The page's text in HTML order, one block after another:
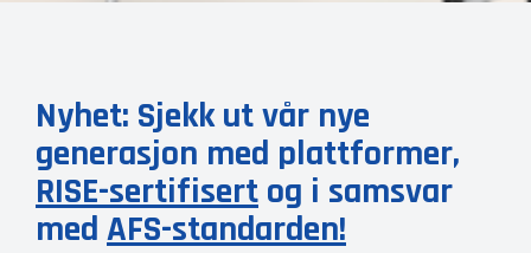
Nyhet: Sjekk ut vår nye
generasjon med plattformer,
RISE-sertifisert og i samsvar
med AFS-standarden!